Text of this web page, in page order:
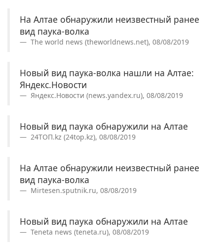
На Алтае обнаружили неизвестный ранее
вид паука-волка
The world news (theworldnews.net), 08/08/2019
Новый вид паука-волка нашли на Алтае:
Яндекс.Новости
Яндекс.Новости (news.yandex.ru), 08/08/2019
Новый вид паука обнаружили на Алтае
24ТОП.kz (24top.kz), 08/08/2019
На Алтае обнаружили неизвестный ранее
вид паука-волка
Mirtesen.sputnik.ru, 08/08/2019
Новый вид паука обнаружили на Алтае
Teneta news (teneta.ru), 08/08/2019